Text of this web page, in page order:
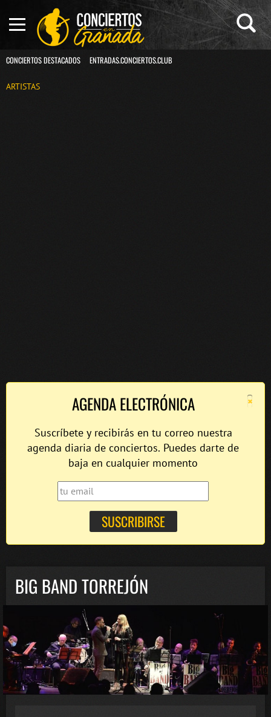
CONCIERTOS DESTACADOS ENTRADAS.CONCIERTOS.CLUB
ARTISTAS
×
AGENDA ELECTRÓNICA
Suscríbete y recibirás en tu correo nuestra
agenda diaria de conciertos. Puedes darte de
baja en cualquier momento
BIG BAND TORREJÓN